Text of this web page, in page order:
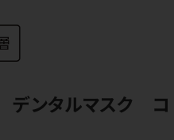
デンタルマスク コ